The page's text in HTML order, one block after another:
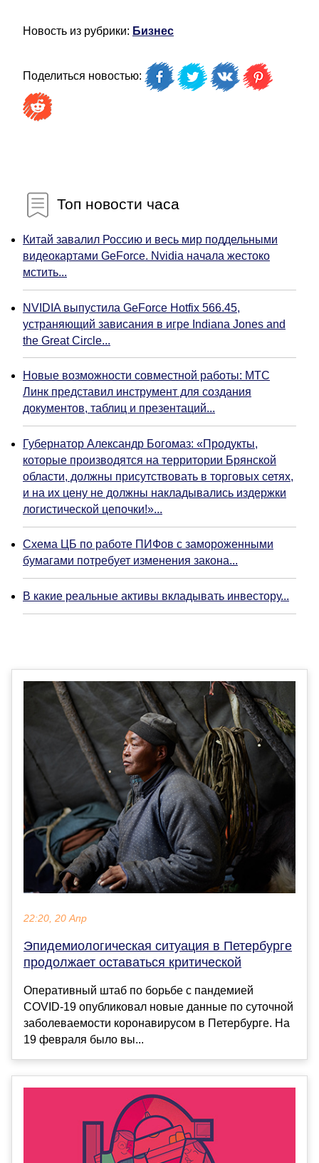
Новость из рубрики: Бизнес
Поделиться новостью:
Топ новости часа
Китай завалил Россию и весь мир поддельными
видеокартами GeForce. Nvidia начала жестоко
мстить...
NVIDIA выпустила GeForce Hotfix 566.45,
устраняющий зависания в игре Indiana Jones and
the Great Circle...
Новые возможности совместной работы: МТС
Линк представил инструмент для создания
документов, таблиц и презентаций...
Губернатор Александр Богомаз: «Продукты,
которые производятся на территории Брянской
области, должны присутствовать в торговых сетях,
и на их цену не должны накладывались издержки
логистической цепочки!»...
Схема ЦБ по работе ПИФов с замороженными
бумагами потребует изменения закона...
В какие реальные активы вкладывать инвестору...
22:20, 20 Апр
Эпидемиологическая ситуация в Петербурге
продолжает оставаться критической
Оперативный штаб по борьбе с пандемией
COVID-19 опубликовал новые данные по суточной
заболеваемости коронавирусом в Петербурге. На
19 февраля было вы...